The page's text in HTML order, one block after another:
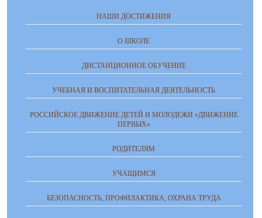
НАШИ ДОСТИЖЕНИЯ
О ШКОЛЕ
ДИСТАНЦИОННОЕ ОБУЧЕНИЕ
УЧЕБНАЯ И ВОСПИТАТЕЛЬНАЯ ДЕЯТЕЛЬНОСТЬ
РОССИЙСКОЕ ДВИЖЕНИЕ ДЕТЕЙ И МОЛОДЕЖИ «ДВИЖЕНИЕ
ПЕРВЫХ»
РОДИТЕЛЯМ
УЧАЩИМСЯ
БЕЗОПАСНОСТЬ, ПРОФИЛАКТИКА, ОХРАНА ТРУДА